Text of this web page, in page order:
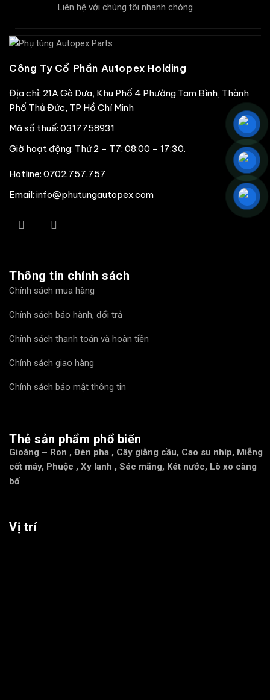
Liên hệ với chúng tôi nhanh chóng
Công Ty Cổ Phần Autopex Holding
Địa chỉ: 21A Gò Dưa, Khu Phố 4 Phường Tam Bình, Thành
Phố Thủ Đức, TP Hồ Chí Minh
Mã số thuế: 0317758931
Giờ hoạt động: Thứ 2 – T7: 08:00 – 17:30.
Hotline: 0702.757.757
Email: info@phutungautopex.com
Thông tin chính sách
Chính sách mua hàng
Chính sách bảo hành, đổi trả
Chính sách thanh toán và hoàn tiền
Chính sách giao hàng
Chính sách bảo mật thông tin
Thẻ sản phẩm phổ biến
Gioăng – Ron , Đèn pha , Cây giằng cầu, Cao su nhíp, Miễng
cốt máy, Phuộc , Xy lanh , Séc măng, Két nước, Lò xo càng
bố
Vị trí